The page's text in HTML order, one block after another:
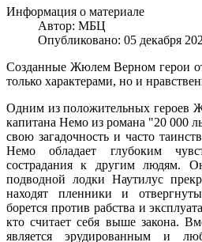
Информация о материале
Автор: МБЦ
Опубликовано: 05 декабря
Созданные Жюлем Верном герои
только характерами, но и
Одним из положительных героев
капитана Немо из романа "20 000
свою загадочность и часто
Немо обладает глубоким
сострадания к другим людям.
подводной лодки Наутилус
находят пленники и
борется против рабства и
кто считает себя выше закона.
является эрудированным и